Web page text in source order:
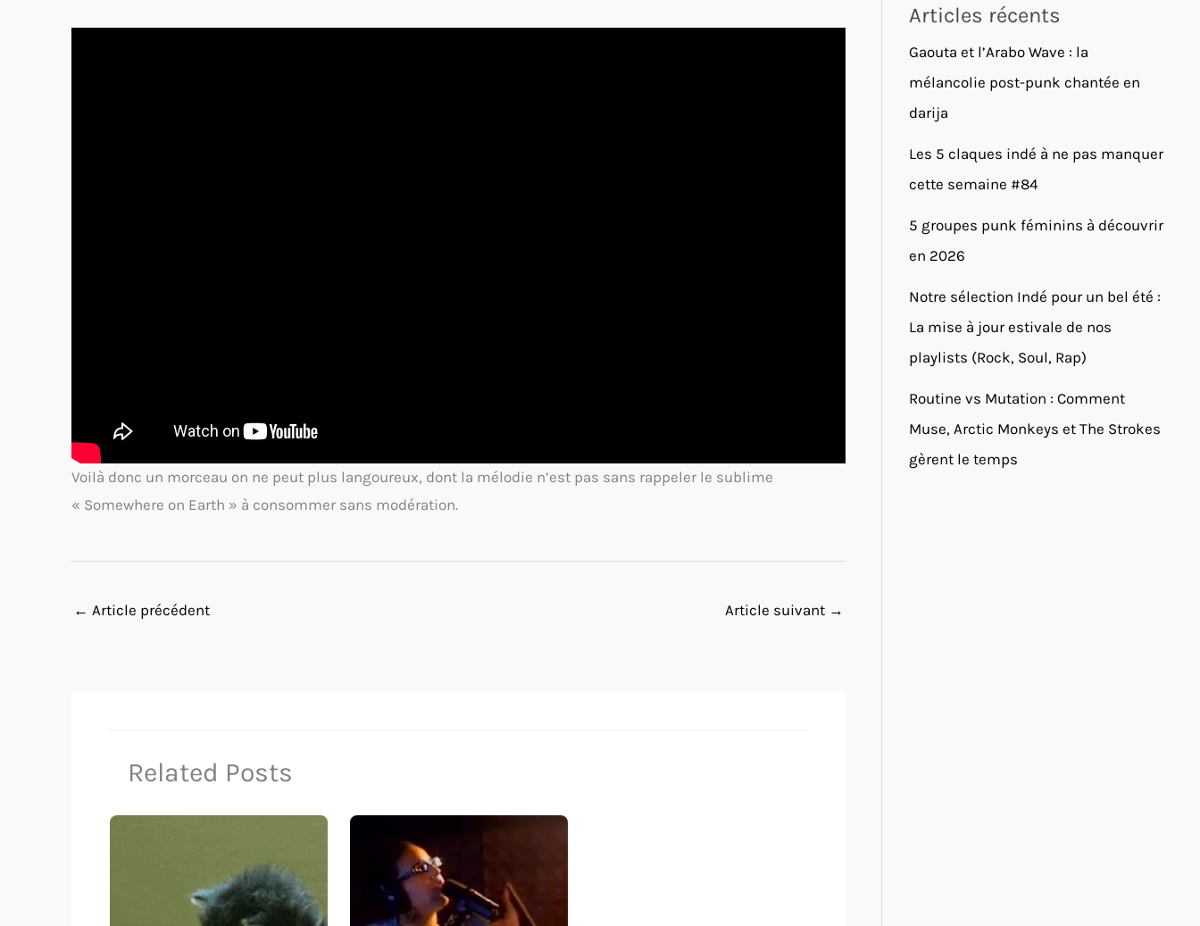
Voilà donc un morceau on ne peut plus langoureux, dont la mélodie n’est pas sans rappeler le sublime
« Somewhere on Earth » à consommer sans modération.
← Article précédent Article suivant →
Related Posts
Articles récents
Gaouta et l’Arabo Wave : la
mélancolie post-punk chantée en
darija
Les 5 claques indé à ne pas manquer
cette semaine #84
5 groupes punk féminins à découvrir
en 2026
Notre sélection Indé pour un bel été :
La mise à jour estivale de nos
playlists (Rock, Soul, Rap)
Routine vs Mutation : Comment
Muse, Arctic Monkeys et The Strokes
gèrent le temps